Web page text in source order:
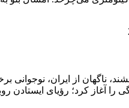
ناگهان از ایران، نوجوانی
آغاز کرد؛ رؤیای ایستادن